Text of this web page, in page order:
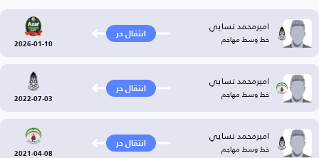
اميرمحمد نسايي
خط وسط مهاجم انتقال حر
2026-01-10
اميرمحمد نسايي
خط وسط مهاجم انتقال حر
2022-07-03
اميرمحمد نسايي
خط وسط مهاجم انتقال حر
2021-04-08